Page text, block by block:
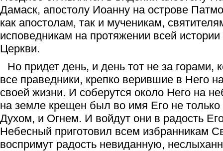
Дамаск, апостолу Иоанну на острове
как апостолам, так и мученикам,
исповедникам на протяжении всей истории
Церкви.
Но придет день, и день тот не за горами,
все праведники, крепко верившие в Него
своей жизни. И соберутся около Него на
на земле крещен был во имя Его не только
Духом, и Огнем. И войдут они в радость
Небесный приготовил всем избранникам
воспримут радость невиданную,